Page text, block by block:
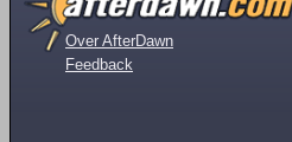
Over AfterDawn
Feedback